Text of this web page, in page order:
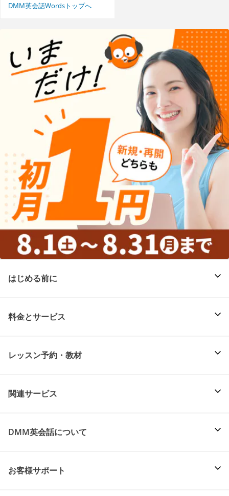
DMM英会話Wordsトップへ
はじめる前に
料金とサービス
レッスン予約・教材
関連サービス
DMM英会話について
お客様サポート